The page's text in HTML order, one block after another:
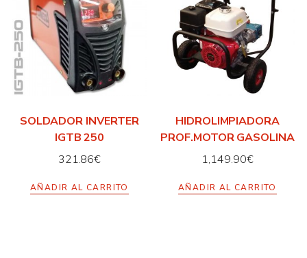
SOLDADOR INVERTER
IGTB 250
321.86€
AÑADIR AL CARRITO
HIDROLIMPIADORA
PROF.MOTOR GASOLINA
1,149.90€
AÑADIR AL CARRITO